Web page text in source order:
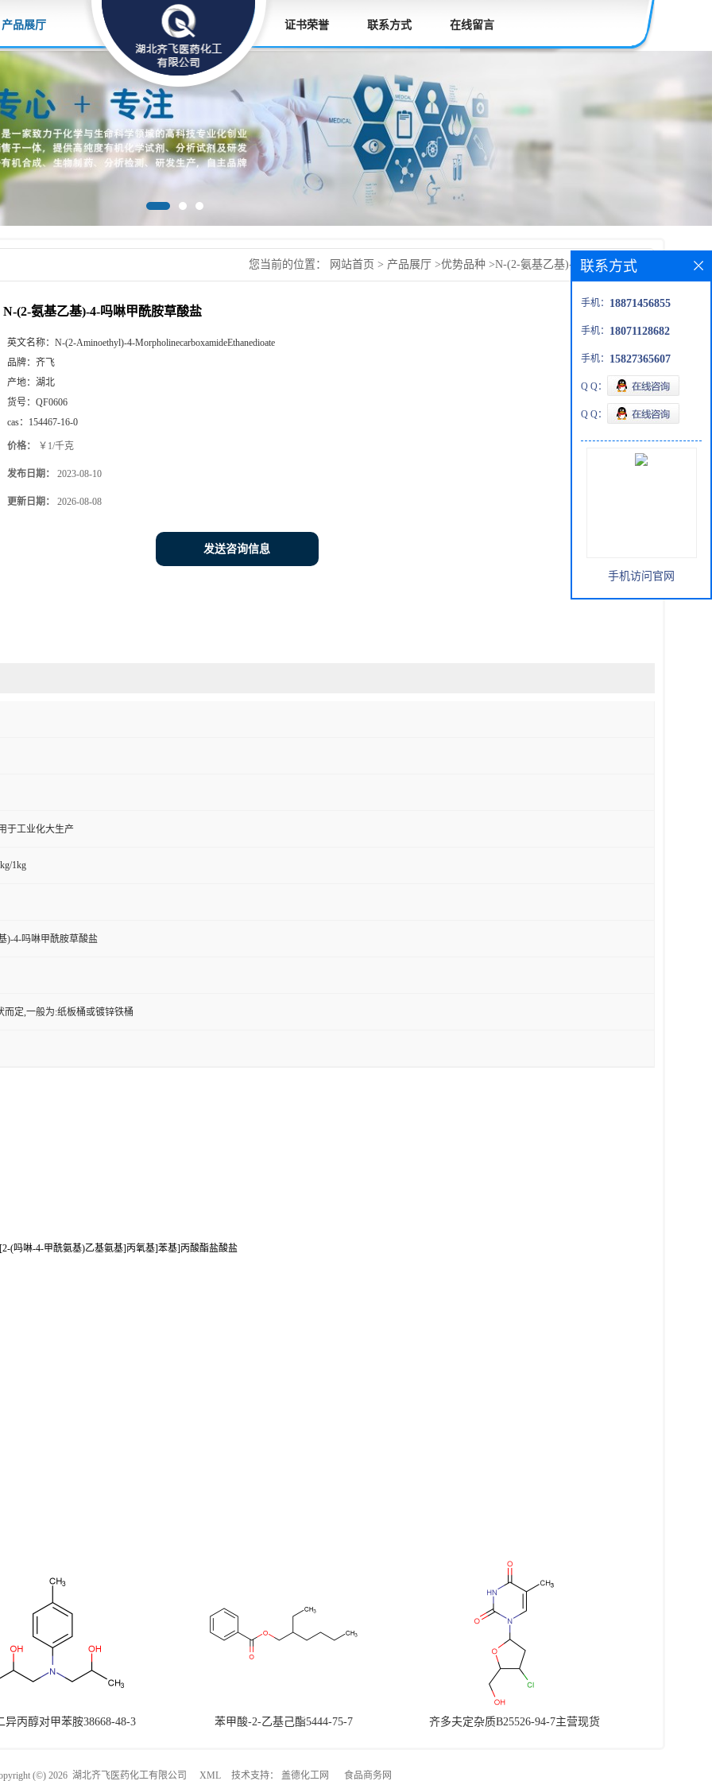
产品展厅 证书荣誉 联系方式 在线留言
您当前的位置： 网站首页 > 产品展厅 >优势品种 >N-(2-氨基乙基)-4-吗啉甲酰胺
N-(2-氨基乙基)-4-吗啉甲酰胺草酸盐
英文名称： N-(2-Aminoethyl)-4-MorpholinecarboxamideEthanedioate
品牌： 齐飞
产地： 湖北
货号： QF0606
cas： 154467-16-0
价格： ￥1/千克
发布日期： 2023-08-10
更新日期： 2026-08-08
发送咨询信息
于工业化大生产
1kg
)-4-吗啉甲酰胺草酸盐
而定,一般为:纸板桶或镀锌铁桶
(吗啉-4-甲酰氨基)乙基氨基]丙氧基]苯基]丙酸酯盐酸盐
异丙醇对甲苯胺38668-48-3 苯甲酸-2-乙基己酯5444-75-7 齐多夫定杂质B25526-94-7主营现货
联系方式
手机： 18871456855
手机： 18071128682
手机： 15827365607
Q Q：
Q Q：
手机访问官网
(©) 2026 湖北齐飞医药化工有限公司 XML 技术支持： 盖德化工网 食品商务网